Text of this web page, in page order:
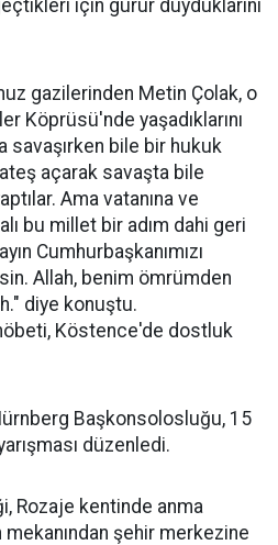
için gurur duyduklarını
gazilerinden Metin Çolak, o
Köprüsü'nde yaşadıklarını
savaşırken bile bir hukuk
açarak savaşta bile
Ama vatanına ve
bu millet bir adım dahi geri
Cumhurbaşkanımızı
Allah, benim ömrümden
diye konuştu.
Köstence'de dostluk
Başkonsolosluğu, 15
düzenledi.
Rozaje kentinde anma
şehir merkezine